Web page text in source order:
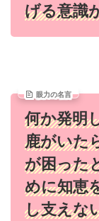
げる意識
眼力の名言
何か発明
鹿がいた
が困った
めに知恵
し支えな